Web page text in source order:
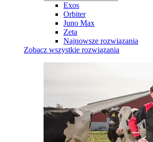
Exos
Orbiter
Juno Max
Zeta
Najnowsze rozwiązania
Zobacz wszystkie rozwiązania